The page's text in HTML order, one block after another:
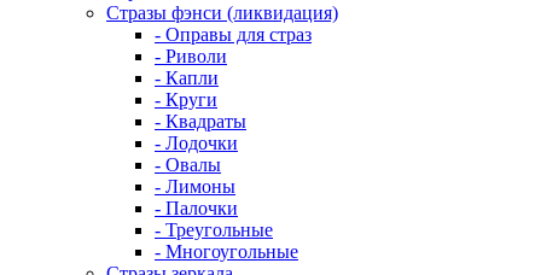
Стразы фэнси (ликвидация)
- Оправы для страз
- Риволи
- Капли
- Круги
- Квадраты
- Лодочки
- Овалы
- Лимоны
- Палочки
- Треугольные
- Многоугольные